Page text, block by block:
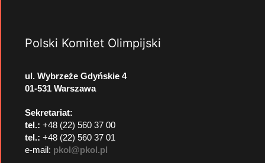
Polski Komitet Olimpijski
ul. Wybrzeże Gdyńskie 4
01-531 Warszawa
Sekretariat:
tel.: +48 (22) 560 37 00
tel.: +48 (22) 560 37 01
e-mail: pkol@pkol.pl